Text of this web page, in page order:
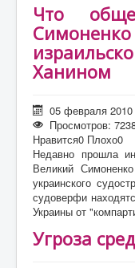
Литература
Что
Ханином
05 февраля 2010
Просмотров:
Нравится0 Плохо0
Недавно прошла
Великий
украинского
судоверфи
Украины от
Угроза